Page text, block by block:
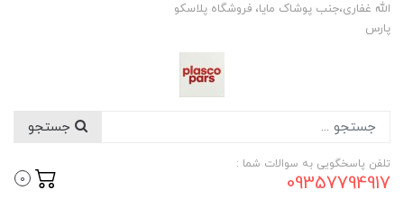
الله غفاری،جنب پوشاک مایا، فروشگاه پلاسکو
پارس
تلفن پاسخگویی به سوالات شما :
09357794917
0